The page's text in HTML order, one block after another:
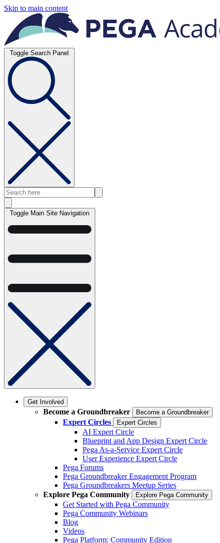
Skip to main content
Toggle Search Panel
Toggle Main Site Navigation
Get Involved
Become a Groundbreaker Become a Groundbreaker
Expert Circles Expert Circles
AI Expert Circle
Blueprint and App Design Expert Circle
Pega As-a-Service Expert Circle
User Experience Expert Circle
Pega Forums
Pega Groundbreaker Engagement Program
Pega Groundbreakers Meetup Series
Explore Pega Community
Explore Pega Community
Get Started with Pega Community
Pega Community Webinars
Blog
Videos
Pega Platform: Community Edition